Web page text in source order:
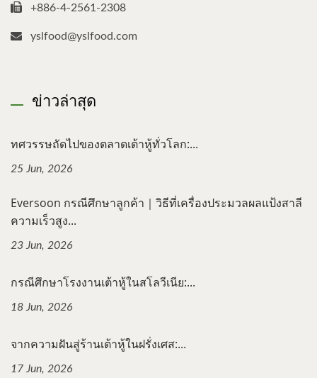
+886-4-2561-2308
yslfood@yslfood.com
ข่าวล่าสุด
ทศวรรษถัดไปของตลาดเต้าหู้ทั่วโลก:...
25 Jun, 2026
Eversoon กรณีศึกษาลูกค้า｜วิธีที่เครื่องประมวลผลแป้งสาลี
ความเร็วสูง...
23 Jun, 2026
กรณีศึกษาโรงงานเต้าหู้ในสโลวีเนีย:...
18 Jun, 2026
จากความฝันสู่ร้านเต้าหู้ในฝรั่งเศส:...
17 Jun, 2026